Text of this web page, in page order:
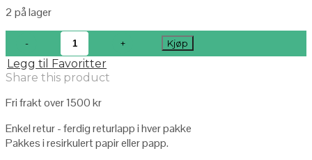
2 på lager
Kjøp
Legg til Favoritter
Share this product
Fri frakt over 1500 kr
Enkel retur - ferdig returlapp i hver pakke
Pakkes i resirkulert papir eller papp.